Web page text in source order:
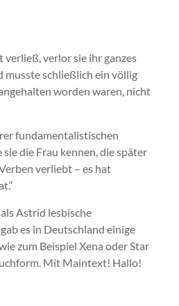
verließ, verlor sie ihr ganzes
musste schließlich ein völlig
worden waren, nicht
fundamentalistischen
die Frau kennen, die später
verliebt – es hat
Astrid lesbische
es in Deutschland einige
zum Beispiel Xena oder Star
Mit Maintext! Hallo!